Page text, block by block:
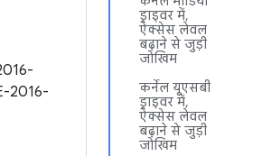
ड्राइवर में,
ऐक्सेस लेवल
बढ़ाने से जुड़ी
जोखिम
कर्नेल यूएसबी
ड्राइवर में,
ऐक्सेस लेवल
बढ़ाने से जुड़ी
जोखिम
2016-